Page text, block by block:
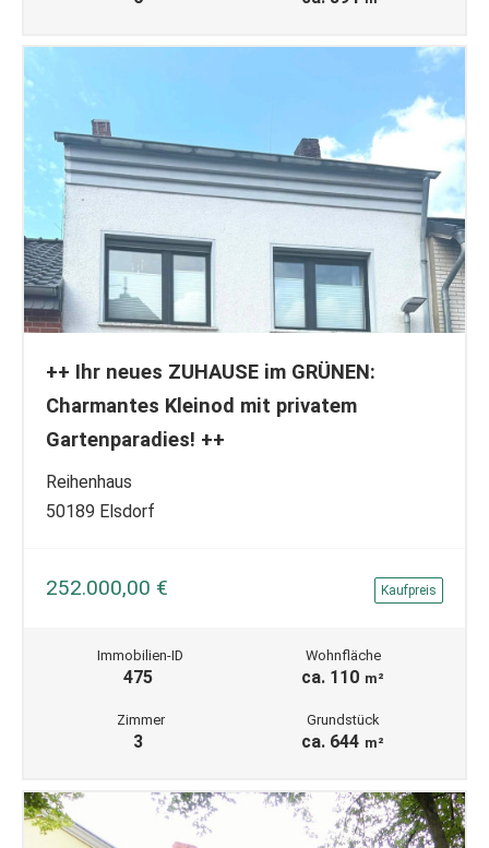
++ Ihr neues ZUHAUSE im GRÜNEN:
Charmantes Kleinod mit privatem
Gartenparadies! ++
Reihenhaus
50189 Elsdorf
252.000,00 € Kaufpreis
Immobilien-ID
475
Wohnfläche
ca. 110 m²
Zimmer
3
Grundstück
ca. 644 m²